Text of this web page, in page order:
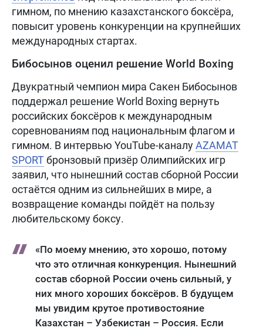
гимном, по мнению казахстанского боксёра,
повысит уровень конкуренции на крупнейших
международных стартах.
Бибосынов оценил решение World Boxing
Двукратный чемпион мира Сакен Бибосынов
поддержал решение World Boxing вернуть
российских боксёров к международным
соревнованиям под национальным флагом и
гимном. В интервью YouTube-каналуAZAMAT
SPORTбронзовый призёр Олимпийских игр
заявил, что нынешний состав сборной России
остаётся одним из сильнейших в мире, а
возвращение команды пойдёт на пользу
любительскому боксу.
«По моему мнению, это хорошо, потому
что это отличная конкуренция. Нынешний
состав сборной России очень сильный, у
них много хороших боксёров. В будущем
мы увидим крутое противостояние
Казахстан – Узбекистан – Россия. Если